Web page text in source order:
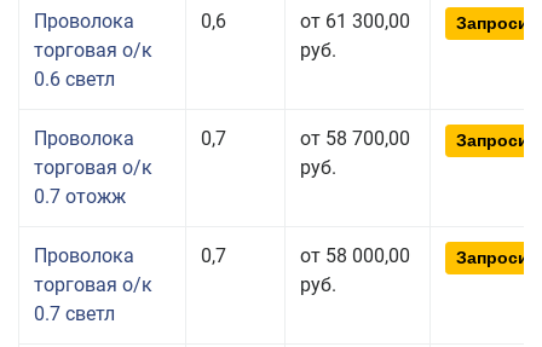
Проволока
торговая о/к
0.6 светл
0,6
от 61 300,00
руб.
Проволока
торговая о/к
0.7 отожж
0,7
от 58 700,00
руб.
Проволока
торговая о/к
0.7 светл
0,7
от 58 000,00
руб.